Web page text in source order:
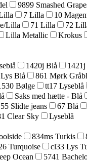
9899 Smashed
7 Lilla 10
Lilla 71 Lilla 72
Lilla Metallic Krokus
1420j Blå 1421j
Blå 861 Mørk
Bølge tt17 Lyseblå
Saks med hætte - Blå
55 Slidte jeans 67 Blå
Clear Sky
Lyseblå
834ms Turkis
Turquoise cl33 Lys
Ocean 5741